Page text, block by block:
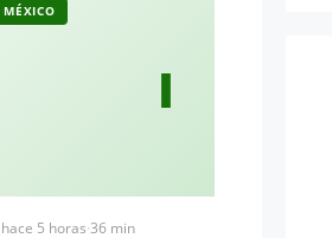
I
MÉXICO
hace 5 horas·36 min